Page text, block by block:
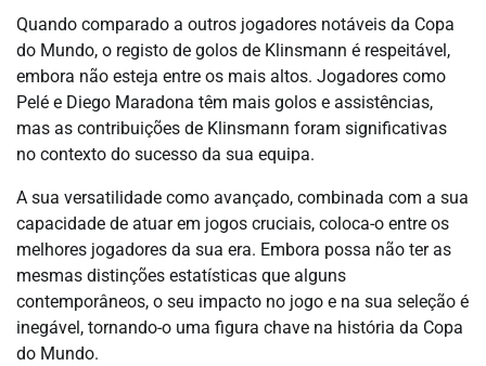
Quando comparado a outros jogadores notáveis da Copa
do Mundo, o registo de golos de Klinsmann é respeitável,
embora não esteja entre os mais altos. Jogadores como
Pelé e Diego Maradona têm mais golos e assistências,
mas as contribuições de Klinsmann foram significativas
no contexto do sucesso da sua equipa.
A sua versatilidade como avançado, combinada com a sua
capacidade de atuar em jogos cruciais, coloca-o entre os
melhores jogadores da sua era. Embora possa não ter as
mesmas distinções estatísticas que alguns
contemporâneos, o seu impacto no jogo e na sua seleção é
inegável, tornando-o uma figura chave na história da Copa
do Mundo.